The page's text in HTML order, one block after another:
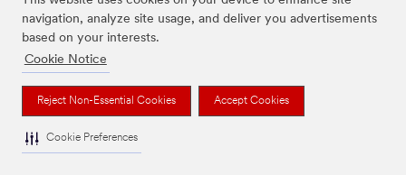
navigation, analyze site usage, and deliver you advertisements
based on your interests.
Cookie Notice
Reject Non-Essential Cookies Accept Cookies
Cookie Preferences